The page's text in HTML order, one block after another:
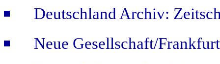
Deutschland Archiv:
Neue Gesellschaft/